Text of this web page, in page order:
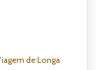
de Longa